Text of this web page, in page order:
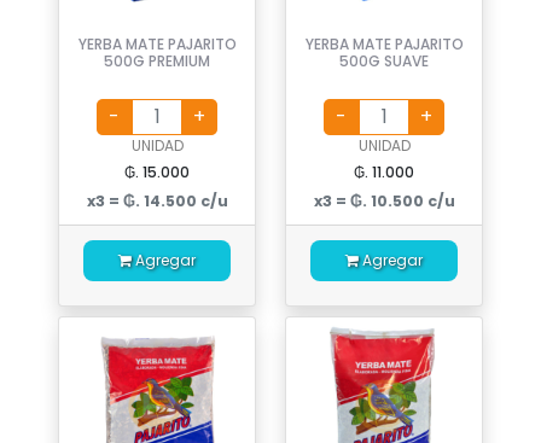
YERBA MATE PAJARITO
500G PREMIUM
UNIDAD
₲. 15.000
x3 = ₲. 14.500 c/u
Agregar
YERBA MATE PAJARITO
500G SUAVE
UNIDAD
₲. 11.000
x3 = ₲. 10.500 c/u
Agregar